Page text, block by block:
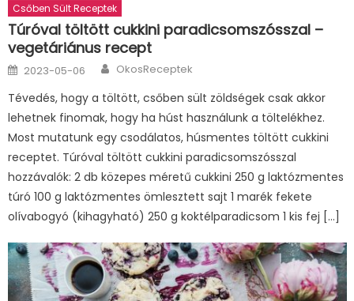
Csőben Sült Receptek
Túróval töltött cukkini paradicsomszósszal –
vegetáriánus recept
Posted
on
2023-05-06 Author
OkosReceptek
Tévedés, hogy a töltött, csőben sült zöldségek csak akkor
lehetnek finomak, hogy ha húst használunk a töltelékhez.
Most mutatunk egy csodálatos, húsmentes töltött cukkini
receptet. Túróval töltött cukkini paradicsomszósszal
hozzávalók: 2 db közepes méretű cukkini 250 g laktózmentes
túró 100 g laktózmentes ömlesztett sajt 1 marék fekete
olívabogyó (kihagyható) 250 g koktélparadicsom 1 kis fej […]